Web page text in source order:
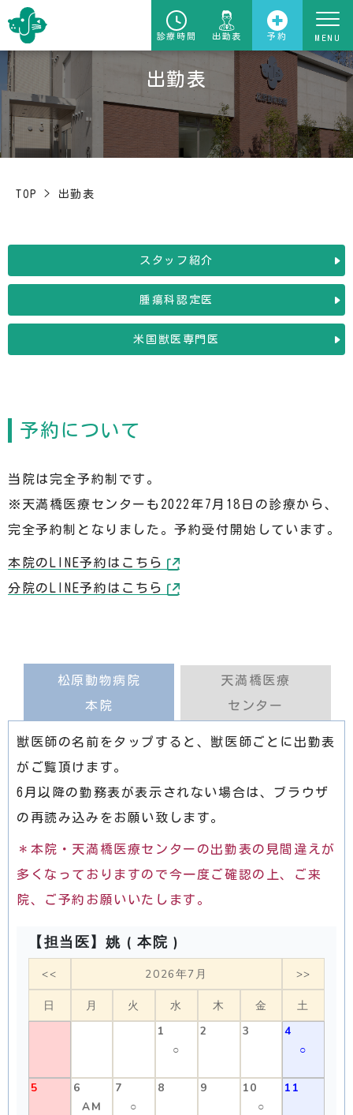
診療時間 出勤表 予約
出勤表
TOP > 出勤表
スタッフ紹介
腫瘍科認定医
米国獣医専門医
予約について
当院は完全予約制です。
※天満橋医療センターも2022年7月18日の診療から、
完全予約制となりました。予約受付開始しています。
本院のLINE予約はこちら
分院のLINE予約はこちら
松原動物病院
本院
天満橋医療
センター
獣医師の名前をタップすると、獣医師ごとに出勤表
がご覧頂けます。
6月以降の勤務表が表示されない場合は、ブラウザ
の再読み込みをお願い致します。
＊本院・天満橋医療センターの出勤表の見間違えが
多くなっておりますので今一度ご確認の上、ご来
院、ご予約お願いいたします。
【担当医】姚 ( 本院 )
<< 2026年7月 >>
日 月 火 水 木 金
土
1
○
2 3
4
○
5
6
AM
7
○
8 9
10
○
11